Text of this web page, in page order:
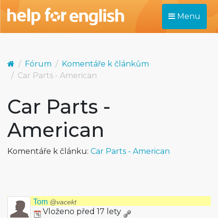
Menu
Fórum
Komentáře k článkům
Car Parts - American
Car Parts -
American
Komentáře k článku: Car Parts - American
Tom @vacekt
Vloženo před 17 lety